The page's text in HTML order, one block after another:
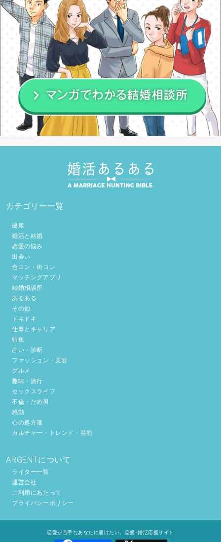
カテゴリー一覧
健康
婚活と結婚
恋愛の悩み
出会い
合コン・街コン
マッチングアプリ
結婚相談所
あるある
その他
ドキドキ
仕事とキャリア
特集
占い・診断
ファッション・美容
グルメ
趣味・旅行
セックスライフ
不倫・だめ男
感動
心の処方箋
カルチャー・トレンド・芸能
ARGENTについて
ライター一覧
運営会社
ご利用にあたって
プライバシーポリシー
恋愛が苦手なあなたに届けたい。恋愛･婚活応援サイト